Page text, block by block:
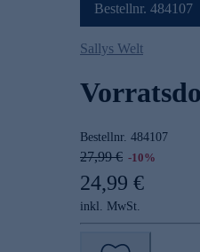
Bestellnr. 484107
Sallys Welt
Bestellnr. 484107
27,99 € -10%
24,99 €
inkl. MwSt.